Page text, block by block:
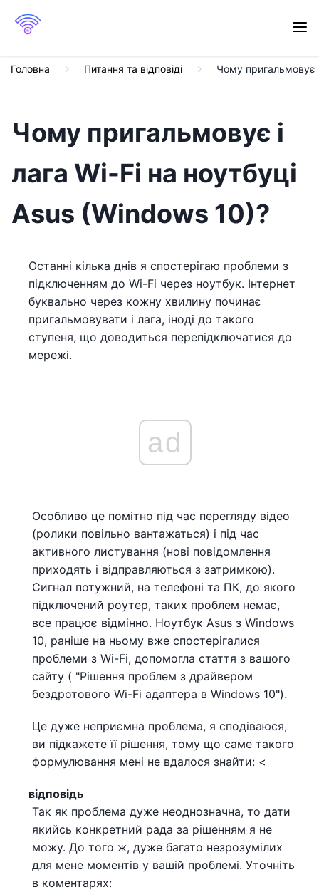
Головна Питання та відповіді Чому пригальмовує
Чому пригальмовує і
лага Wi-Fi на ноутбуці
Asus (Windows 10)?
Останні кілька днів я спостерігаю проблеми з
підключенням до Wi-Fi через ноутбук. Інтернет
буквально через кожну хвилину починає
пригальмовувати і лага, іноді до такого
ступеня, що доводиться перепідключатися до
мережі.
ad
Особливо це помітно під час перегляду відео
(ролики повільно вантажаться) і під час
активного листування (нові повідомлення
приходять і відправляються з затримкою).
Сигнал потужний, на телефоні та ПК, до якого
підключений роутер, таких проблем немає,
все працює відмінно. Ноутбук Asus з Windows
10, раніше на ньому вже спостерігалися
проблеми з Wi-Fi, допомогла стаття з вашого
сайту ( "Рішення проблем з драйвером
бездротового Wi-Fi адаптера в Windows 10").
Це дуже неприємна проблема, я сподіваюся,
ви підкажете її рішення, тому що саме такого
формулювання мені не вдалося знайти: <
відповідь
Так як проблема дуже неоднозначна, то дати
якийсь конкретний рада за рішенням я не
можу. До того ж, дуже багато незрозумілих
для мене моментів у вашій проблемі. Уточніть
в коментарях: